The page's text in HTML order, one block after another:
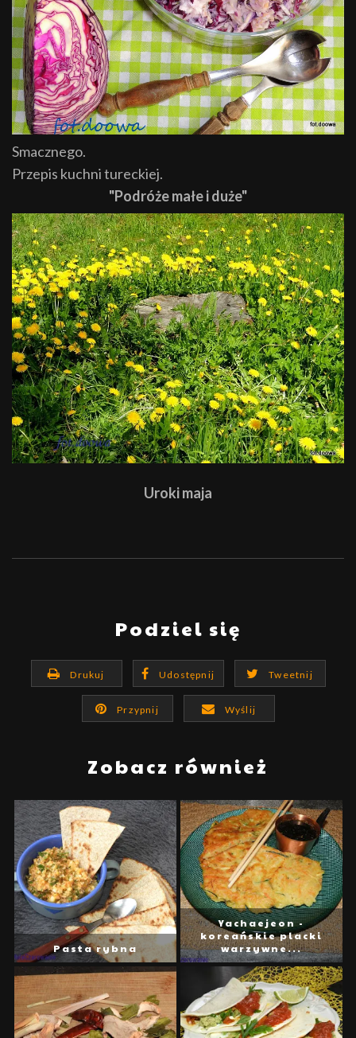
Smacznego.
Przepis kuchni tureckiej.
"Podróże małe i duże"
Uroki maja
Podziel się
Drukuj Udostępnij Tweetnij
Przypnij Wyślij
Zobacz również
Pasta rybna
Yachaejeon -
koreańskie placki
warzywne...